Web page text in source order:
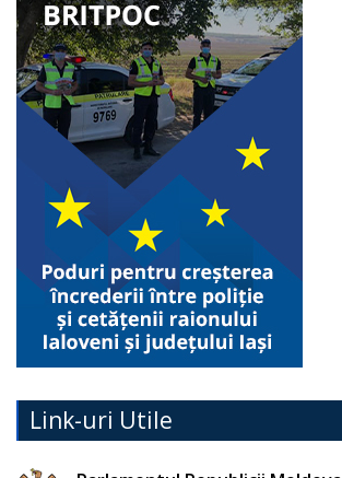
Link-uri Utile